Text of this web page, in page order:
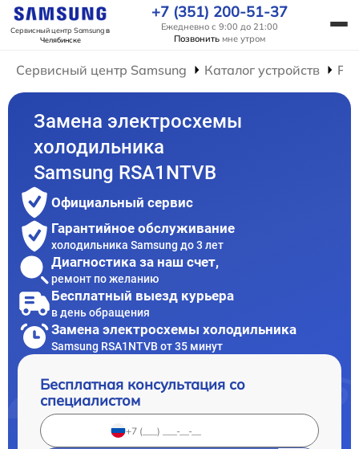
Сервисный центр Samsungв
Челябинске
+7 (351) 200-51-37
Ежедневно с 9:00 до 21:00
Позвонить мне утром
Сервисный центр Samsung Каталог устройств
Замена электросхемы
холодильника
Samsung RSA1NTVB
Официальный сервис
Гарантийное обслуживание
холодильника Samsung до 3 лет
Диагностика за наш счет,
ремонт по желанию
Бесплатный выезд курьера
в день обращения
Замена электросхемы холодильника
Samsung RSA1NTVB от 35 минут
Бесплатная консультация со
специалистом